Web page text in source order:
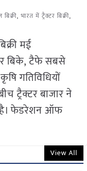
बिक्री, भारत में ट्रैक्टर बिक्री,
मई
बिके, टैफे सबसे
गतिविधियों
ट्रैक्टर बाजार ने
है। फेडरेशन ऑफ
View All